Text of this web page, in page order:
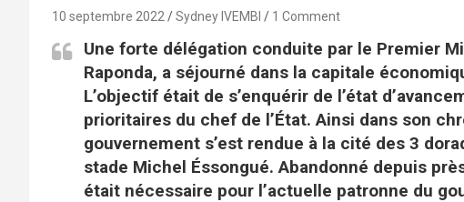
10 septembre 2022 Sydney IVEMBI 1 Comment
Une forte délégation conduite par le Premier
Raponda, a séjourné dans la capitale
L’objectif était de s’enquérir de l’état
prioritaires du chef de l’État. Ainsi dans son
gouvernement s’est rendue à la cité des 3
stade Michel Éssongué. Abandonné depuis
était nécessaire pour l’actuelle patronne du